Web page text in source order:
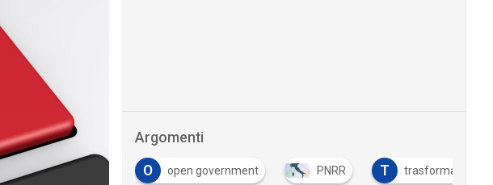
Argomenti
E-governance O open government PNRR T trasformazione